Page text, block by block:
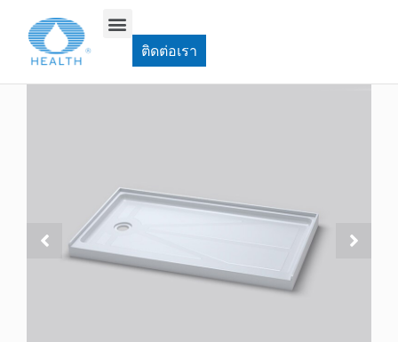
ติดต่อเรา
JT0512 ฐานฝักบัวอะคริลิคทรงสี่เหลี่ยมผืนผ้า